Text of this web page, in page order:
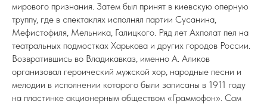
мирового признания. Затем был принят в киевскую оперную
труппу, где в спектаклях исполнял партии Сусанина,
Мефистофиля, Мельника, Галицкого. Ряд лет Ахполат пел на
театральных подмостках Харькова и других городов России.
Возвратившись во Владикавказ, именно А. Аликов
организовал героический мужской хор, народные песни и
мелодии в исполнении которого были записаны в 1911 году
на пластинке акционерным обществом «Граммофон». Сам